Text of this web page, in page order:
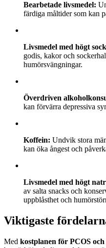
Bearbetade livsmedel:
färdiga måltider som kan
Livsmedel med högt
godis, kakor och
humörsvängningar.
Överdriven
kan förvärra depressiva
Koffein: Undvik stora
kan öka ångest och
Livsmedel med högt
av salta snacks och
uppblåsthet och
Viktigaste
Med kostplanen för PCOS och